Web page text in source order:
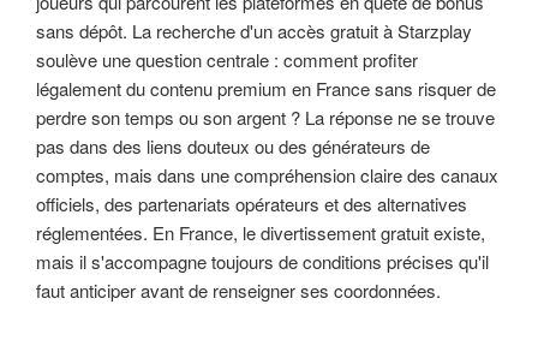
sans dépôt. La recherche d'un accès gratuit à Starzplay
soulève une question centrale : comment profiter
légalement du contenu premium en France sans risquer de
perdre son temps ou son argent ? La réponse ne se trouve
pas dans des liens douteux ou des générateurs de
comptes, mais dans une compréhension claire des canaux
officiels, des partenariats opérateurs et des alternatives
réglementées. En France, le divertissement gratuit existe,
mais il s'accompagne toujours de conditions précises qu'il
faut anticiper avant de renseigner ses coordonnées.